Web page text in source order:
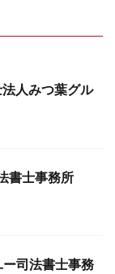
人みつ葉グル
書士事務所
司法書士事務